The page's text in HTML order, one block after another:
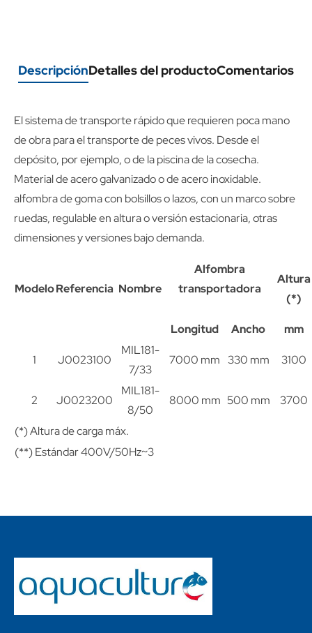
DescripciónDetalles del productoComentarios
El sistema de transporte rápido que requieren poca mano
de obra para el transporte de peces vivos. Desde el
depósito, por ejemplo, o de la piscina de la cosecha.
Material de acero galvanizado o de acero inoxidable.
alfombra de goma con bolsillos o lazos, con un marco sobre
ruedas, regulable en altura o versión estacionaria, otras
dimensiones y versiones bajo demanda.
ModeloReferencia Nombre
Alfombra
transportadora
Altura
(*)
Longitud Ancho mm
1 J0023100
MIL181-
7/33
7000 mm 330 mm 3100
2 J0023200
MIL181-
8/50
8000 mm 500 mm 3700
(*) Altura de carga máx.
(**) Estándar 400V/50Hz~3